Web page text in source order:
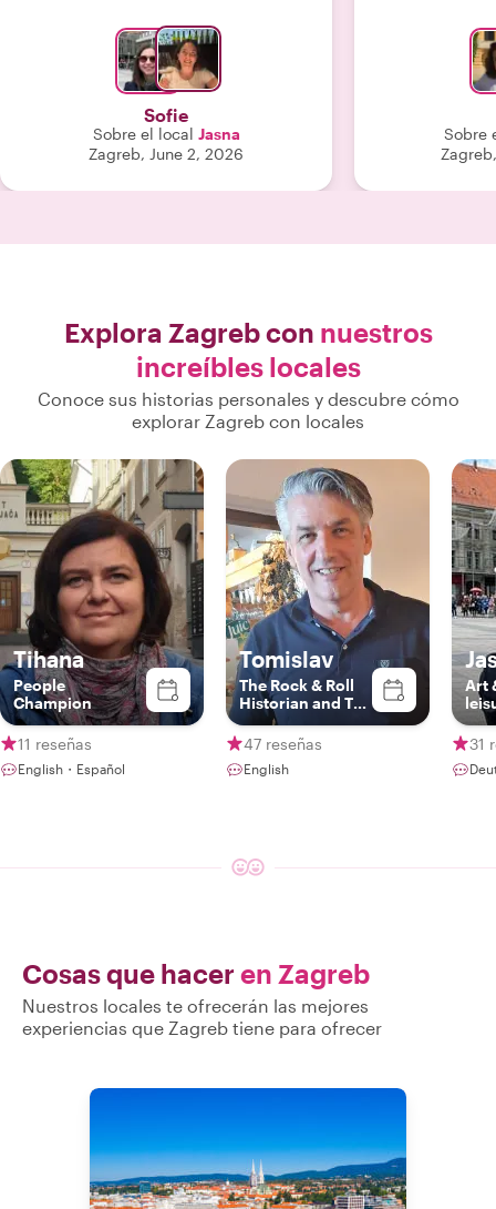
Sofie
Sobre el local Jasna
Zagreb, June 2, 2026
interesantes
Mientras
increíbles,
una
seguro de
solo para
fue épico,
lamentamos
con ella; creo
ni elogiar lo
corazones, 5
Sobre
Explora Zagreb con nuestros
increíbles locales
Conoce sus historias personales y descubre cómo
explorar Zagreb con locales
Tihana
People
Champion
11 reseñas
English・Español
Tomislav
The Rock & Roll
Historian and The
Food Guru
47 reseñas
English
Art
31
Cosas que hacer en Zagreb
Nuestros locales te ofrecerán las mejores
experiencias que Zagreb tiene para ofrecer